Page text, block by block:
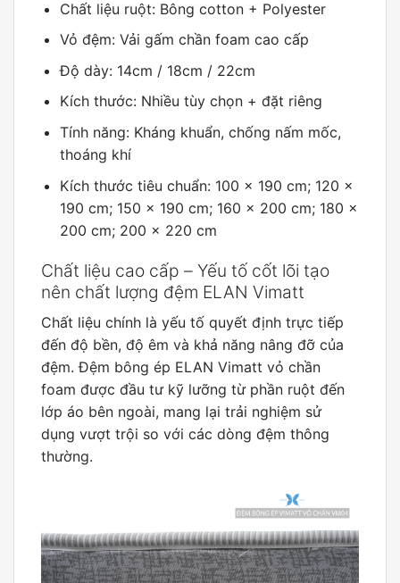
Chất liệu ruột: Bông cotton + Polyester
Vỏ đệm: Vải gấm chần foam cao cấp
Độ dày: 14cm / 18cm / 22cm
Kích thước: Nhiều tùy chọn + đặt riêng
Tính năng: Kháng khuẩn, chống nấm mốc,
thoáng khí
Kích thước tiêu chuẩn: 100 x 190 cm; 120 x
190 cm; 150 x 190 cm; 160 x 200 cm; 180 x
200 cm; 200 x 220 cm
Chất liệu cao cấp – Yếu tố cốt lõi tạo
nên chất lượng đệm ELAN Vimatt
Chất liệu chính là yếu tố quyết định trực tiếp
đến độ bền, độ êm và khả năng nâng đỡ của
đệm. Đệm bông ép ELAN Vimatt vỏ chần
foam được đầu tư kỹ lưỡng từ phần ruột đến
lớp áo bên ngoài, mang lại trải nghiệm sử
dụng vượt trội so với các dòng đệm thông
thường.